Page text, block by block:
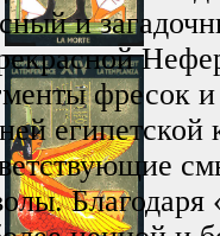
и
фресок
Благодаря